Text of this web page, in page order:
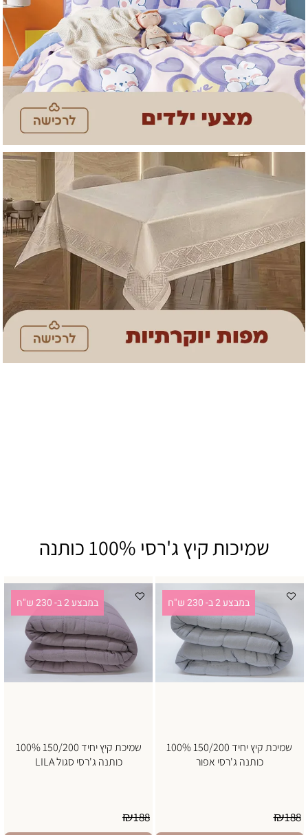
שמיכות קיץ ג'רסי 100% כותנה
במבצע 2 ב- 230 ש"ח
שמיכת קיץ יחיד 150/200 100%
כותנה ג'רסי אפור
₪188
במבצע 2 ב- 230 ש"ח
שמיכת קיץ יחיד 150/200 100%
כותנה ג'רסי סגול LILA
₪188